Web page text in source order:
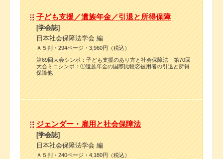
子ども支援／遺族年金／引退と所得保障
[学会誌]
日本社会保障法学会 編
Ａ５判・294ページ・3,960円（税込）
第69回大会シンポ：子ども支援のあり方と社会保障法 第70回
大会ミニシンポ：①遺族年金の国際比較②被用者の引退と所得
保障他
ジェンダー・雇用と社会保障法
[学会誌]
日本社会保障法学会 編
Ａ５判・240ページ・4,180円（税込）